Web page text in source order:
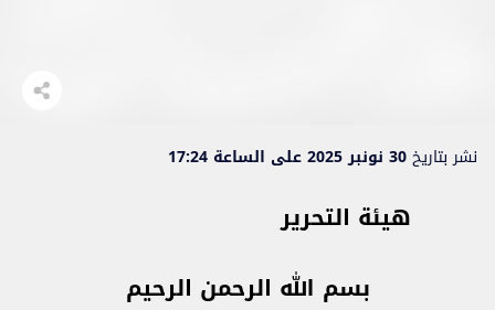
نشر بتاريخ30 نونبر 2025 على الساعة 17:24
هيئة التحرير
بسم الله الرحمن الرحيم